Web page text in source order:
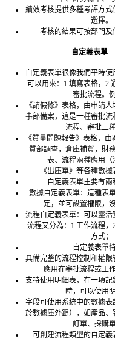
績效考核提供多種考評方
選擇。
考核的結果可按部門及
自定義表單
自定義表單很像我們平時使
可以用來：1.填寫表格，2.
審批流程。例
《請假條》表格，由申請
事部備案，這是一種審批流
流程、審批三種
《質量問題報告》表格，
質部調查，倉庫補貨，財
表、流程兩種應用（
《出庫單》等各種數據
自定義表單主要有兩
數據自定義表單：這種表
定，並可設置權限，
流程自定義表單：可以靈活
流程又分為：1.工作流程，
方式；
自定義表單特
具備完整的流程控制和權
應用在審批流程或工
支持使用明細表，在一項
時，可以使用
字段可使用系統中的數據
於數據庫外鍵），如產品、
訂單、採購單
可創建流程類型的自定